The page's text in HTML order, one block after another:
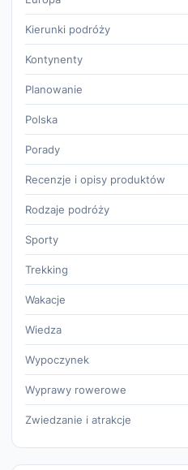
Kierunki podróży
Kontynenty
Planowanie
Polska
Porady
Recenzje i opisy produktów
Rodzaje podróży
Sporty
Trekking
Wakacje
Wiedza
Wypoczynek
Wyprawy rowerowe
Zwiedzanie i atrakcje